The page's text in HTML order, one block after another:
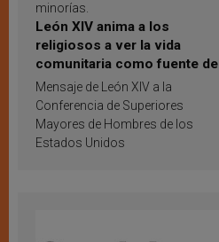
minorías.
León XIV anima a los
religiosos a ver la vida
comunitaria como fuente de
inspiración y santificación
Mensaje de León XIV a la
Conferencia de Superiores
Mayores de Hombres de los
Estados Unidos